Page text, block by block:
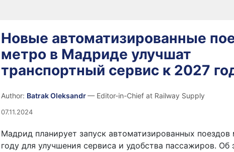
Новые автоматизированные
метро в Мадриде улучшат
транспортный сервис к 2027
Author: Batrak Oleksandr— Editor-in-Chief at Railway Supply
07.11.2024
Мадрид планирует запуск автоматизированных
году для улучшения сервиса и удобства пассажиров.